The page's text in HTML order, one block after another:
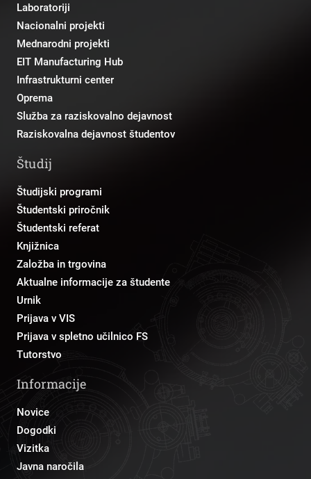
Laboratoriji
Nacionalni projekti
Mednarodni projekti
EIT Manufacturing Hub
Infrastrukturni center
Oprema
Služba za raziskovalno dejavnost
Raziskovalna dejavnost študentov
Študij
Študijski programi
Študentski priročnik
Študentski referat
Knjižnica
Založba in trgovina
Aktualne informacije za študente
Urnik
Prijava v VIS
Prijava v spletno učilnico FS
Tutorstvo
Informacije
Novice
Dogodki
Vizitka
Javna naročila